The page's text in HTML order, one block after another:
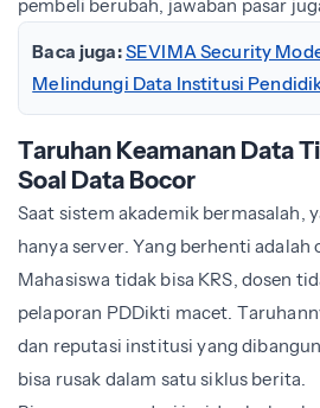
pembeli berubah, jawaban pasar
Baca juga:SEVIMA Security
Melindungi Data Institusi
Taruhan Keamanan Data
Soal Data Bocor
Saat sistem akademik bermasalah,
hanya server. Yang berhenti
Mahasiswa tidak bisa KRS, dosen
pelaporan PDDikti macet.
dan reputasi institusi yang
bisa rusak dalam satu siklus berita.